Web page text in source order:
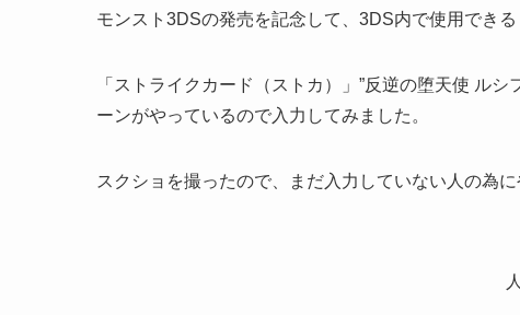
モンスト3DSの発売を記念して、3DS内で使用できる
「ストライクカード（ストカ）」”反逆の堕天使 ル
ーンがやっているので入力してみました。
スクショを撮ったので、まだ入力していない人の為に